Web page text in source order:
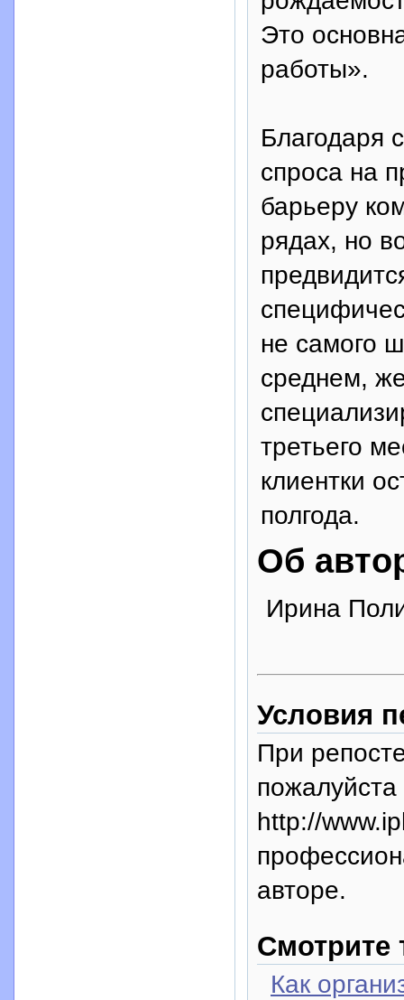
Это
работы».
Благодаря
спроса на
барьеру
рядах, но
не самого
среднем,
третьего
клиентки
полгода.
Об
Ирина
Условия
При
пожалуйста
http://
авторе.
Смотрите
Как